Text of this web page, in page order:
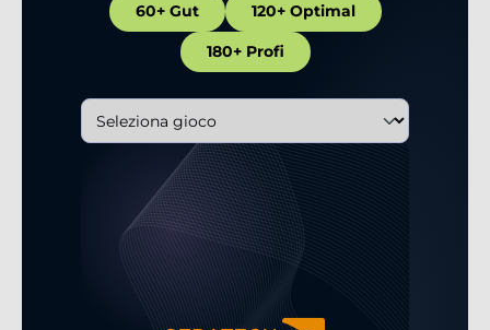
60+ Gut 120+ Optimal
180+ Profi